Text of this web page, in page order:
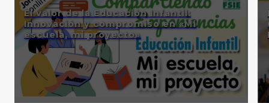
El valor de la Educación Infantil:
Innovación y compromiso en «Mi
escuela, mi proyecto»